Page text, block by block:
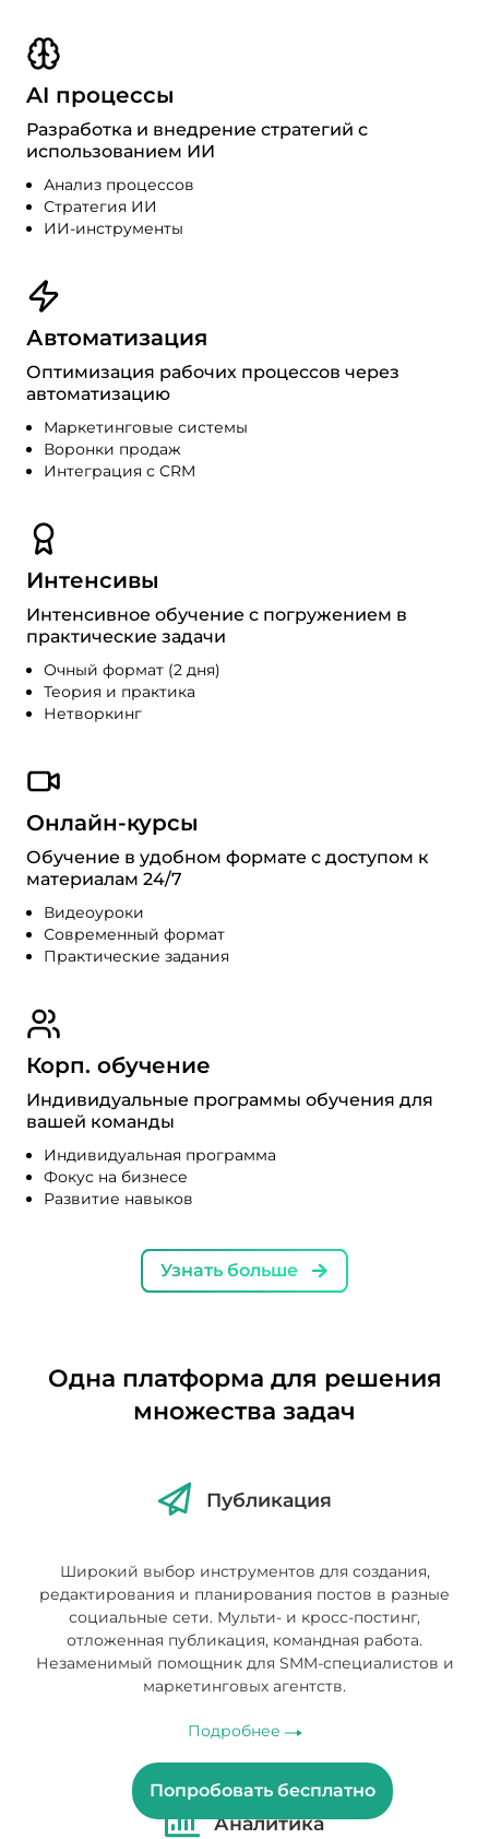
AI процессы
Разработка и внедрение стратегий с
использованием ИИ
Анализ процессов
Стратегия ИИ
ИИ-инструменты
Автоматизация
Оптимизация рабочих процессов через
автоматизацию
Маркетинговые системы
Воронки продаж
Интеграция с CRM
Интенсивы
Интенсивное обучение с погружением в
практические задачи
Очный формат (2 дня)
Теория и практика
Нетворкинг
Онлайн-курсы
Обучение в удобном формате с доступом к
материалам 24/7
Видеоуроки
Современный формат
Практические задания
Корп. обучение
Индивидуальные программы обучения для
вашей команды
Индивидуальная программа
Фокус на бизнесе
Развитие навыков
Узнать больше
Одна платформа для решения
множества задач
Публикация
Широкий выбор инструментов для создания,
редактирования и планирования постов в разные
социальные сети. Мульти- и кросс-постинг,
отложенная публикация, командная работа.
Незаменимый помощник для SMM-специалистов и
маркетинговых агентств.
Подробнее
Аналитика
Попробовать бесплатно